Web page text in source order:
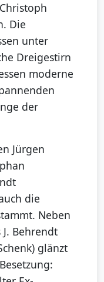
Die
unter
Dreigestirn
moderne
der
Jürgen
die
Neben
Behrendt
glänzt